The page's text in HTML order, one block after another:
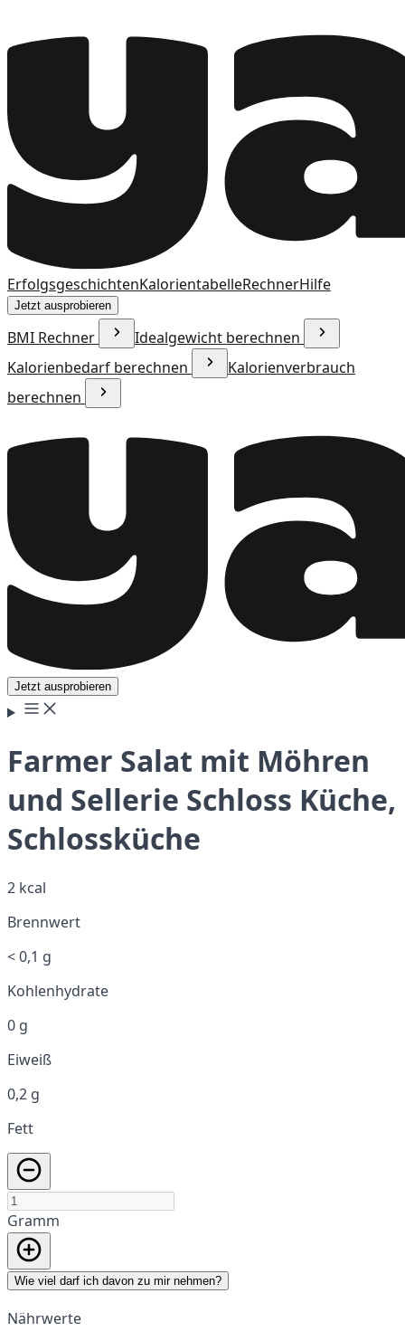
ErfolgsgeschichtenKalorientabelleRechnerHilfe
Jetzt ausprobieren
BMI Rechner
Idealgewicht berechnen
Kalorienbedarf berechnen
Kalorienverbrauch
berechnen
Jetzt ausprobieren
Farmer Salat mit Möhren
und Sellerie Schloss Küche,
Schlossküche
2 kcal
Brennwert
< 0,1 g
Kohlenhydrate
0 g
Eiweiß
0,2 g
Fett
Gramm
Wie viel darf ich davon zu mir nehmen?
Nährwerte